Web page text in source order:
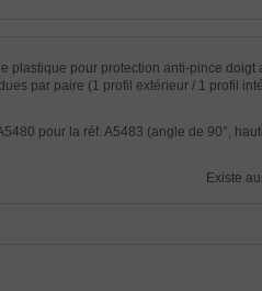
plastique pour protection anti-pince
par paire (1 profil extérieur / 1 profil
pour la réf. A5483 (angle de 90°,
Existe